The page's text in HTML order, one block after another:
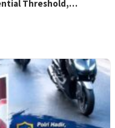
Threshold,…